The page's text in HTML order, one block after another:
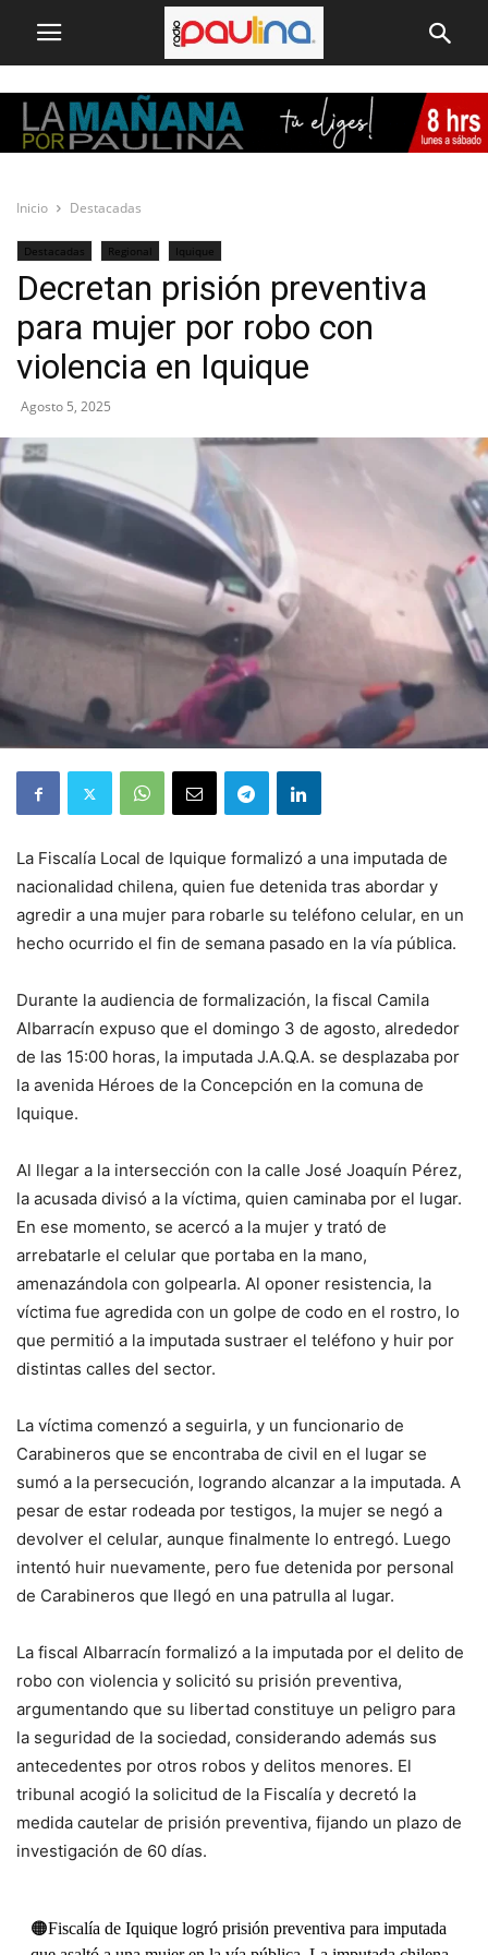
Inicio Destacadas
Destacadas Regional Iquique
Decretan prisión preventiva
para mujer por robo con
violencia en Iquique
Agosto 5, 2025
La Fiscalía Local de Iquique formalizó a una imputada de
nacionalidad chilena, quien fue detenida tras abordar y
agredir a una mujer para robarle su teléfono celular, en un
hecho ocurrido el fin de semana pasado en la vía pública.
Durante la audiencia de formalización, la fiscal Camila
Albarracín expuso que el domingo 3 de agosto, alrededor
de las 15:00 horas, la imputada J.A.Q.A. se desplazaba por
la avenida Héroes de la Concepción en la comuna de
Iquique.
Al llegar a la intersección con la calle José Joaquín Pérez,
la acusada divisó a la víctima, quien caminaba por el lugar.
En ese momento, se acercó a la mujer y trató de
arrebatarle el celular que portaba en la mano,
amenazándola con golpearla. Al oponer resistencia, la
víctima fue agredida con un golpe de codo en el rostro, lo
que permitió a la imputada sustraer el teléfono y huir por
distintas calles del sector.
La víctima comenzó a seguirla, y un funcionario de
Carabineros que se encontraba de civil en el lugar se
sumó a la persecución, logrando alcanzar a la imputada. A
pesar de estar rodeada por testigos, la mujer se negó a
devolver el celular, aunque finalmente lo entregó. Luego
intentó huir nuevamente, pero fue detenida por personal
de Carabineros que llegó en una patrulla al lugar.
La fiscal Albarracín formalizó a la imputada por el delito de
robo con violencia y solicitó su prisión preventiva,
argumentando que su libertad constituye un peligro para
la seguridad de la sociedad, considerando además sus
antecedentes por otros robos y delitos menores. El
tribunal acogió la solicitud de la Fiscalía y decretó la
medida cautelar de prisión preventiva, fijando un plazo de
investigación de 60 días.
🟠Fiscalía de Iquique logró prisión preventiva para imputada